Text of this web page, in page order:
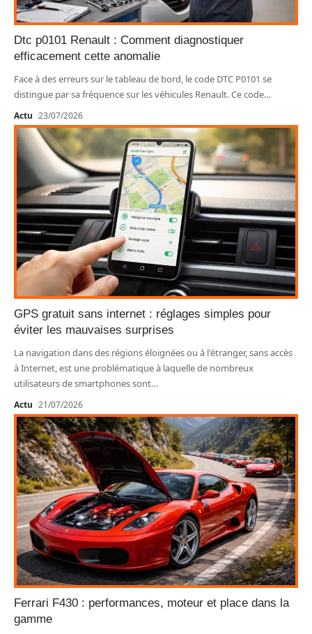
Dtc p0101 Renault : Comment diagnostiquer
efficacement cette anomalie
Face à des erreurs sur le tableau de bord, le code DTC P0101 se
distingue par sa fréquence sur les véhicules Renault. Ce code…
Actu 23/07/2026
GPS gratuit sans internet : réglages simples pour
éviter les mauvaises surprises
La navigation dans des régions éloignées ou à l'étranger, sans accès
à Internet, est une problématique à laquelle de nombreux
utilisateurs de smartphones sont…
Actu 21/07/2026
Ferrari F430 : performances, moteur et place dans la
gamme